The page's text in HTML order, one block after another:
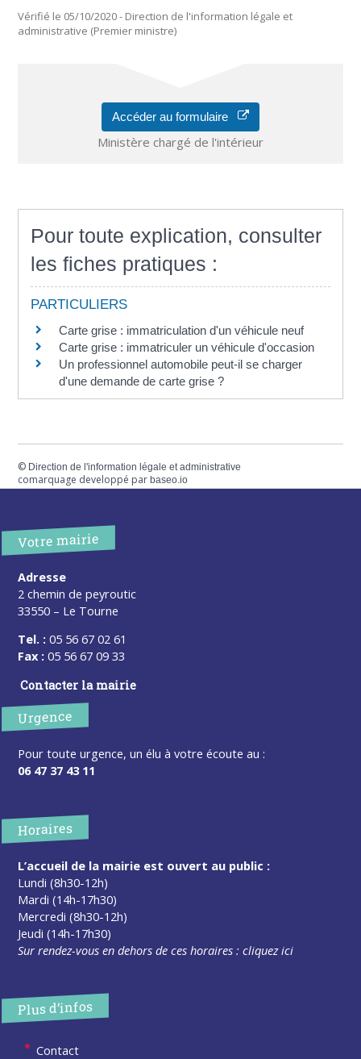
Vérifié le 05/10/2020 - Direction de l'information légale et
administrative (Premier ministre)
Accéder au formulaire
Ministère chargé de l'intérieur
Pour toute explication, consulter
les fiches pratiques :
PARTICULIERS
Carte grise : immatriculation d'un véhicule neuf
Carte grise : immatriculer un véhicule d'occasion
Un professionnel automobile peut-il se charger
d'une demande de carte grise ?
© Direction de l'information légale et administrative
comarquage developpé parbaseo.io
Votre mairie
Adresse
2 chemin de peyroutic
33550 – Le Tourne
Tel. : 05 56 67 02 61
Fax : 05 56 67 09 33
Contacter la mairie
Urgence
Pour toute urgence, un élu à votre écoute au :
06 47 37 43 11
Horaires
L’accueil de la mairie est ouvert au public :
Lundi (8h30-12h)
Mardi (14h-17h30)
Mercredi (8h30-12h)
Jeudi (14h-17h30)
Sur rendez-vous en dehors de ces horaires :cliquez ici
Plus d’infos
Contact